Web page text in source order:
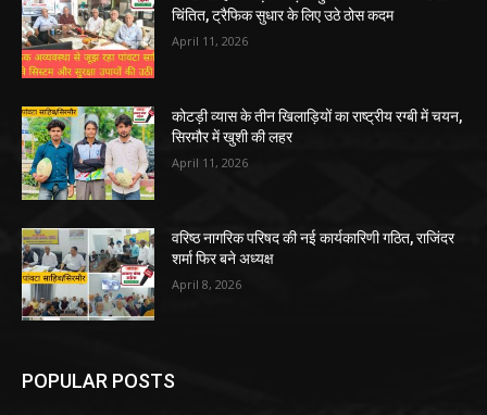
चिंतित, ट्रैफिक सुधार के लिए उठे ठोस कदम
April 11, 2026
कोटड़ी व्यास के तीन खिलाड़ियों का राष्ट्रीय रग्बी में चयन,
सिरमौर में खुशी की लहर
April 11, 2026
वरिष्ठ नागरिक परिषद की नई कार्यकारिणी गठित, राजिंदर
शर्मा फिर बने अध्यक्ष
April 8, 2026
POPULAR POSTS